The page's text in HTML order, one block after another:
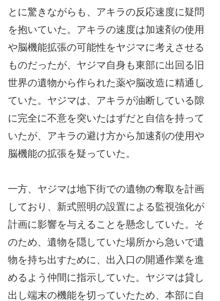
とに驚きながらも、アキラの反応速度に疑問
を抱いていた。アキラの速度は加速剤の使用
や脳機能拡張の可能性をヤジマに考えさせる
ものだったが、ヤジマ自身も東部に出回る旧
世界の遺物から作られた薬や脳改造に精通し
ていた。ヤジマは、アキラが油断している隙
に完全に不意を突いたはずだと自信を持って
いたが、アキラの避け方から加速剤の使用や
脳機能の拡張を疑っていた。
一方、ヤジマは地下街での遺物の奪取を計画
しており、新式照明の設置による監視強化が
計画に影響を与えることを懸念していた。そ
のため、遺物を隠していた場所から急いで遺
物を持ち出すために、出入口の開通作業を進
めるよう仲間に指示していた。ヤジマは貸し
出し端末の機能を切っていたため、本部に自